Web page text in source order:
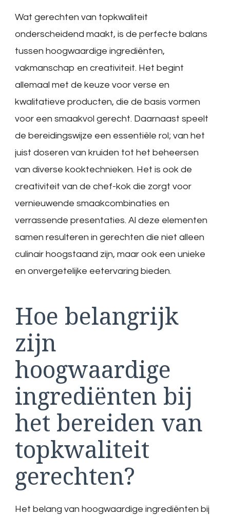
Wat gerechten van topkwaliteit
onderscheidend maakt, is de perfecte balans
tussen hoogwaardige ingrediënten,
vakmanschap en creativiteit. Het begint
allemaal met de keuze voor verse en
kwalitatieve producten, die de basis vormen
voor een smaakvol gerecht. Daarnaast speelt
de bereidingswijze een essentiële rol; van het
juist doseren van kruiden tot het beheersen
van diverse kooktechnieken. Het is ook de
creativiteit van de chef-kok die zorgt voor
vernieuwende smaakcombinaties en
verrassende presentaties. Al deze elementen
samen resulteren in gerechten die niet alleen
culinair hoogstaand zijn, maar ook een unieke
en onvergetelijke eetervaring bieden.
Hoe belangrijk
zijn
hoogwaardige
ingrediënten bij
het bereiden van
topkwaliteit
gerechten?
Het belang van hoogwaardige ingrediënten bij